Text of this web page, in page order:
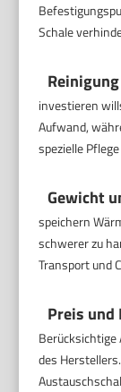
Schale
investieren
Aufwand,
spezielle
Gewicht
speichern
schwerer zu
Transport und
Preis
des